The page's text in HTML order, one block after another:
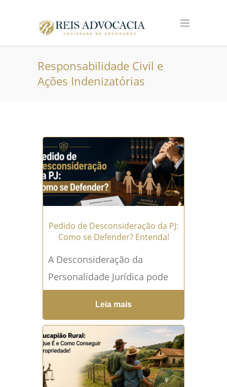
Responsabilidade Civil e
Ações Indenizatórias
Pedido de Desconsideração da PJ:
Como se Defender? Entenda!
A Desconsideração da
Personalidade Jurídica pode
fazer com que uma dívida
originalmente cobrada da
empresa alcance os bens
particulares de sócios ou
administradores....Leia mais
→
Leia mais